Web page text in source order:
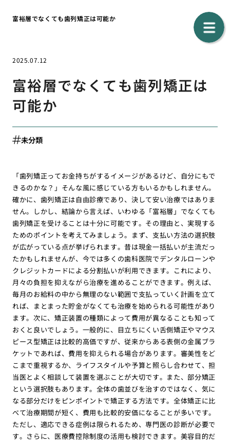
富裕層でなくても歯列矯正は可能か
2025.07.12
富裕層でなくても歯列矯正は
可能か
未分類
「歯列矯正ってお金持ちがするイメージがあるけど、自分にもで
きるのかな？」そんな風に感じている方もいるかもしれません。
確かに、歯列矯正は自由診療であり、決して安い治療ではありま
せん。しかし、結論から言えば、いわゆる「富裕層」でなくても
歯列矯正を受けることは十分に可能です。その理由と、実現する
ためのポイントを考えてみましょう。まず、支払い方法の選択肢
が広がっている点が挙げられます。昔は現金一括払いが主流だっ
たかもしれませんが、今では多くの歯科医院でデンタルローンや
クレジットカードによる分割払いが利用できます。これにより、
月々の負担を抑えながら治療を進めることができます。例えば、
毎月のお給料の中から無理のない範囲で支払っていく計画を立て
れば、まとまった貯金がなくても治療を始められる可能性があり
ます。次に、矯正装置の種類によって費用が異なることも知って
おくと良いでしょう。一般的に、目立ちにくい舌側矯正やマウス
ピース型矯正は比較的高価ですが、従来からある表側の金属ブラ
ケットであれば、費用を抑えられる場合があります。審美性をど
こまで重視するか、ライフスタイルや予算と照らし合わせて、担
当医とよく相談して装置を選ぶことが大切です。また、部分矯正
という選択肢もあります。全体の歯並びを治すのではなく、気に
なる部分だけをピンポイントで矯正する方法です。全体矯正に比
べて治療期間が短く、費用も比較的安価になることが多いです。
ただし、適応できる症例は限られるため、専門医の診断が必要で
す。さらに、医療費控除制度の活用も検討できます。美容目的だ